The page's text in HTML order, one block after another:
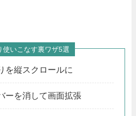
いこなす裏ワザ5選
を縦スクロールに
ーを消して画面拡張